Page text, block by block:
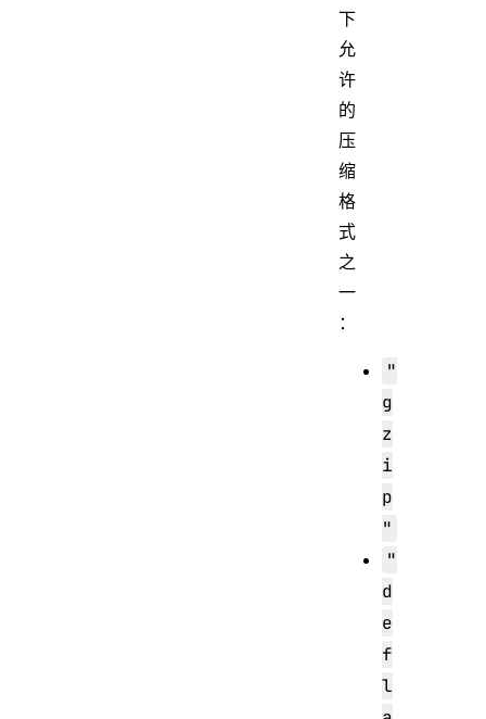
下
允
许
的
压
缩
格
式
之
一
：
"
g
z
i
p
"
"
d
e
f
l